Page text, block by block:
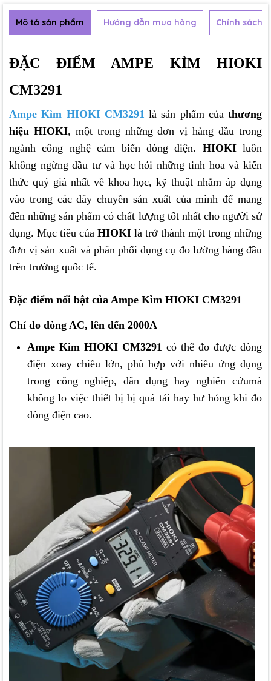
Mô tả sản phẩm Hướng dẫn mua hàng Chính sách
ĐẶC ĐIỂM AMPE KÌM HIOKI
CM3291
Ampe Kìm HIOKI CM3291 là sản phẩm của thương
hiệu HIOKI, một trong những đơn vị hàng đầu trong
ngành công nghệ cảm biến dòng điện. HIOKI luôn
không ngừng đầu tư và học hỏi những tinh hoa và kiến
thức quý giá nhất về khoa học, kỹ thuật nhằm áp dụng
vào trong các dây chuyền sản xuất của mình để mang
đến những sản phẩm có chất lượng tốt nhất cho người sử
dụng. Mục tiêu của HIOKI là trở thành một trong những
đơn vị sản xuất và phân phối dụng cụ đo lường hàng đầu
trên trường quốc tế.
Đặc điểm nổi bật của Ampe Kìm HIOKI CM3291
Chỉ đo dòng AC, lên đến 2000A
Ampe Kìm HIOKI CM3291 có thể đo được dòng
điện xoay chiều lớn, phù hợp với nhiều ứng dụng
trong công nghiệp, dân dụng hay nghiên cứumà
không lo việc thiết bị bị quá tải hay hư hỏng khi đo
dòng điện cao.